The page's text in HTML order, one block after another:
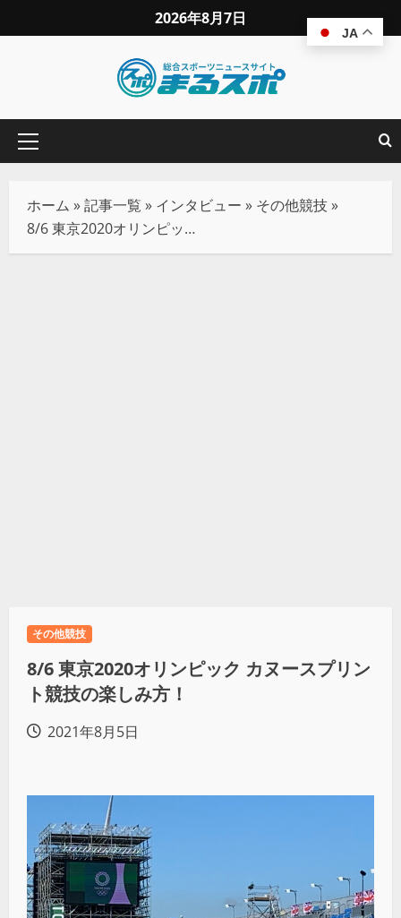
2026年8月7日
ホーム »記事一覧 » インタビュー » その他競技»
8/6 東京2020オリンピック カヌースプリント競技の楽しみ方！
その他競技
8/6 東京2020オリンピック カヌースプリン
ト競技の楽しみ方！
2021年8月5日
JA